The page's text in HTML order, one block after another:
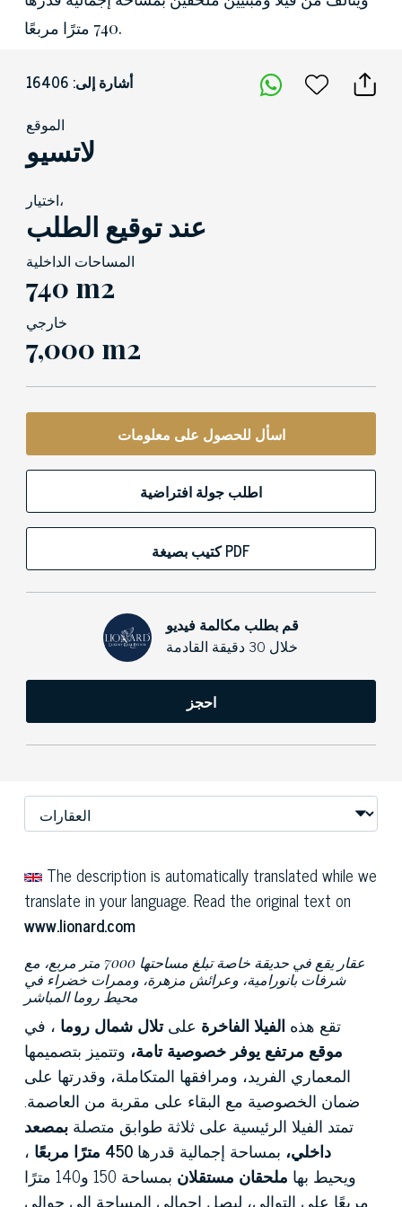
740 مترًا مربعًا.
أشارة إلى: 16406
الموقع
لاتسيو
اختيار،
عند توقيع الطلب
المساحات الداخلية
740 m2
خارجي
7,000 m2
اسأل للحصول على معلومات
اطلب جولة افتراضية
كتيب بصيغة PDF
قم بطلب مكالمة فيديو
خلال 30 دقيقة القادمة
احجز
The description is automatically translated while we
translate in your language. Read the original text on
www.lionard.com
عقار يقع في حديقة خاصة تبلغ مساحتها 7000 متر مربع، مع
شرفات بانورامية، وعرائش مزهرة، وممرات خضراء في
محيط روما المباشر
تقع هذه الفيلا الفاخرة علىتلال شمال روما ، في
موقع مرتفع يوفر خصوصية تامة، وتتميز بتصميمها
المعماري الفريد، ومرافقها المتكاملة، وقدرتها على
ضمان الخصوصية مع البقاء على مقربة من العاصمة.
تمتد الفيلا الرئيسية على ثلاثة طوابق متصلة بمصعد
داخلي، بمساحة إجمالية قدرها 450 مترًا مربعًا
،
ويحيط بها ملحقان مستقلان
بمساحة 150 و140 مترًا
مربعًا على التوالي، ليصل إجمالي المساحة إلى حوالي